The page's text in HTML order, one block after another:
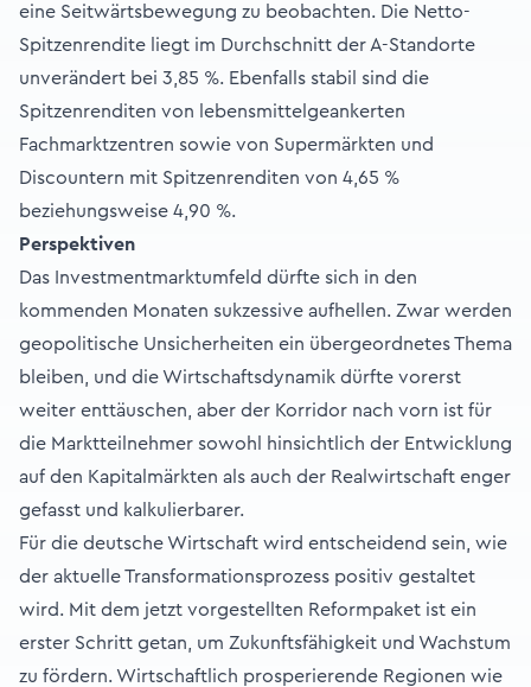
eine Seitwärtsbewegung zu beobachten. Die Netto-
Spitzenrendite liegt im Durchschnitt der A-Standorte
unverändert bei 3,85 %. Ebenfalls stabil sind die
Spitzenrenditen von lebensmittelgeankerten
Fachmarktzentren sowie von Supermärkten und
Discountern mit Spitzenrenditen von 4,65 %
beziehungsweise 4,90 %.
Perspektiven
Das Investmentmarktumfeld dürfte sich in den
kommenden Monaten sukzessive aufhellen. Zwar werden
geopolitische Unsicherheiten ein übergeordnetes Thema
bleiben, und die Wirtschaftsdynamik dürfte vorerst
weiter enttäuschen, aber der Korridor nach vorn ist für
die Marktteilnehmer sowohl hinsichtlich der Entwicklung
auf den Kapitalmärkten als auch der Realwirtschaft enger
gefasst und kalkulierbarer.
Für die deutsche Wirtschaft wird entscheidend sein, wie
der aktuelle Transformationsprozess positiv gestaltet
wird. Mit dem jetzt vorgestellten Reformpaket ist ein
erster Schritt getan, um Zukunftsfähigkeit und Wachstum
zu fördern. Wirtschaftlich prosperierende Regionen wie